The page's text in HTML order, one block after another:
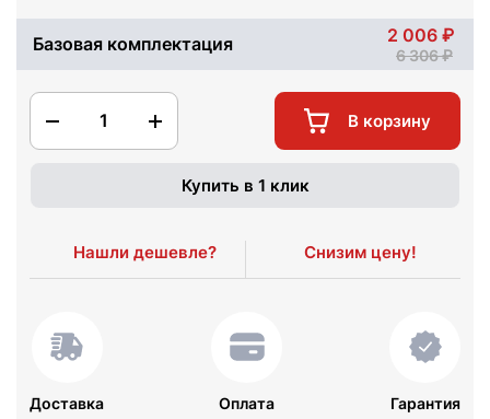
Базовая комплектация 2 006
6 306
1 В корзину
Купить в 1 клик
Нашли дешевле? Снизим цену!
Доставка Оплата Гарантия